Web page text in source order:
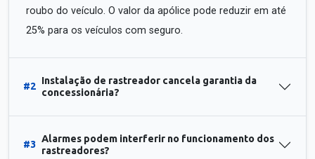
roubo do veículo. O valor da apólice pode reduzir em até
25% para os veículos com seguro.
#2
Instalação de rastreador cancela garantia da
concessionária?
#3
Alarmes podem interferir no funcionamento dos
rastreadores?